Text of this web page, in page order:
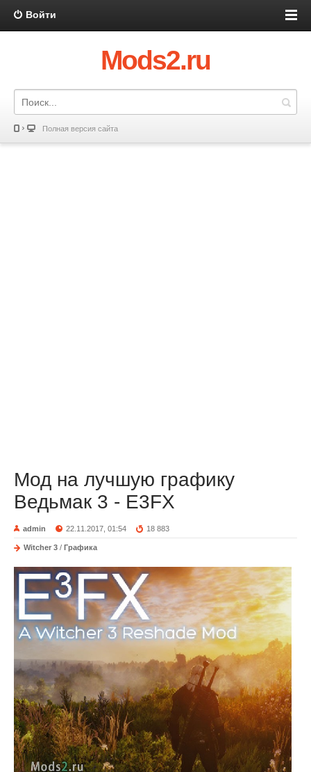
Войти
Mods2.ru
Полная версия сайта
Мод на лучшую графику
Ведьмак 3 - E3FX
admin 22.11.2017, 01:54 18 883
Witcher 3 / Графика